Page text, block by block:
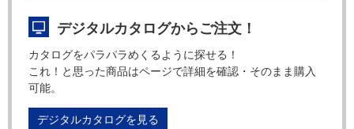
デジタルカタログからご注文！
カタログをパラパラめくるように探せる！
これ！と思った商品はページで詳細を確認・そのまま購入
可能。
デジタルカタログを見る